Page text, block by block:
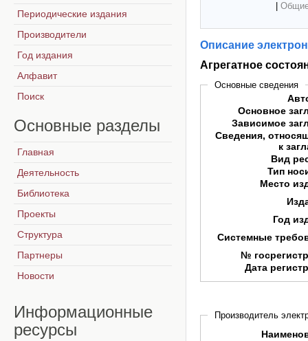
Описание
Агрегатное
Основные сведения
Основное
Зависимое
Сведения,
к
Вид
Тип
Место
Год
Системные
№
Дата
Производитель
Периодические издания
Производители
Год издания
Алфавит
Поиск
Основные разделы
Главная
Деятельность
Библиотека
Проекты
Структура
Партнеры
Новости
Информационные
ресурсы